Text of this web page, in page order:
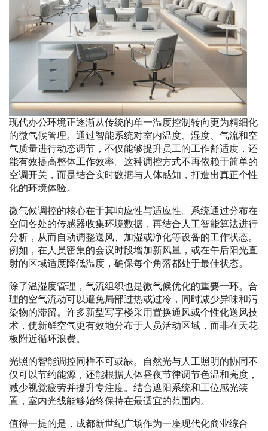
现代办公环境正逐渐从传统的单一温度控制转向更为精细化
的微气候管理。通过智能系统对室内温度、湿度、气流和空
气质量进行动态调节，不仅能够提升员工的工作舒适度，还
能有效提高整体工作效率。这种调控方式不再依赖于简单的
空调开关，而是结合实时数据与人体感知，打造出真正个性
化的环境体验。
微气候调控的核心在于其响应性与适应性。系统通过分布在
空间各处的传感器收集环境数据，再结合人工智能算法进行
分析，从而自动调整送风、加湿或净化等设备的工作状态。
例如，在人员密集的会议时段增加新风量，或在午后阳光直
射的区域适度降低温度，确保每个角落都处于最佳状态。
除了温湿度管理，气流组织也是微气候优化的重要一环。合
理的空气流动可以避免局部过热或过冷，同时减少异味和污
染物的滞留。许多新型写字楼采用置换通风或个性化送风技
术，使新鲜空气更有效地分布于人员活动区域，而非在天花
板附近循环浪费。
光照的智能调控同样不可或缺。自然光与人工照明的协同不
仅可以节约能源，还能根据人体昼夜节律调节色温和亮度，
减少视觉疲劳并提升专注度。结合遮阳系统和工位感光装
置，室内光线能够始终保持在最适宜的范围内。
值得一提的是，成都新世纪广场作为一座现代化商业综合